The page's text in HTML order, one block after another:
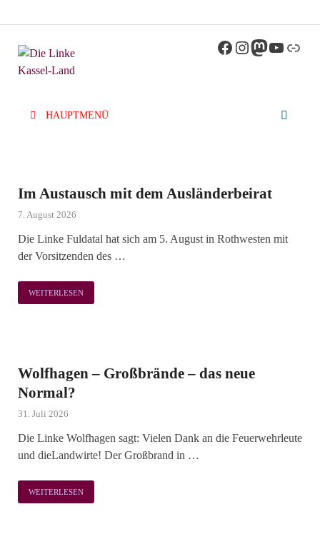
Kassel-Land
HAUPTMENÜ
Im Austausch mit dem Ausländerbeirat
7. August 2026
Die Linke Fuldatal hat sich am 5. August in Rothwesten mit
der Vorsitzenden des …
WEITERLESEN
Wolfhagen – Großbrände – das neue
Normal?
31. Juli 2026
Die Linke Wolfhagen sagt: Vielen Dank an die Feuerwehrleute
und dieLandwirte! Der Großbrand in …
WEITERLESEN